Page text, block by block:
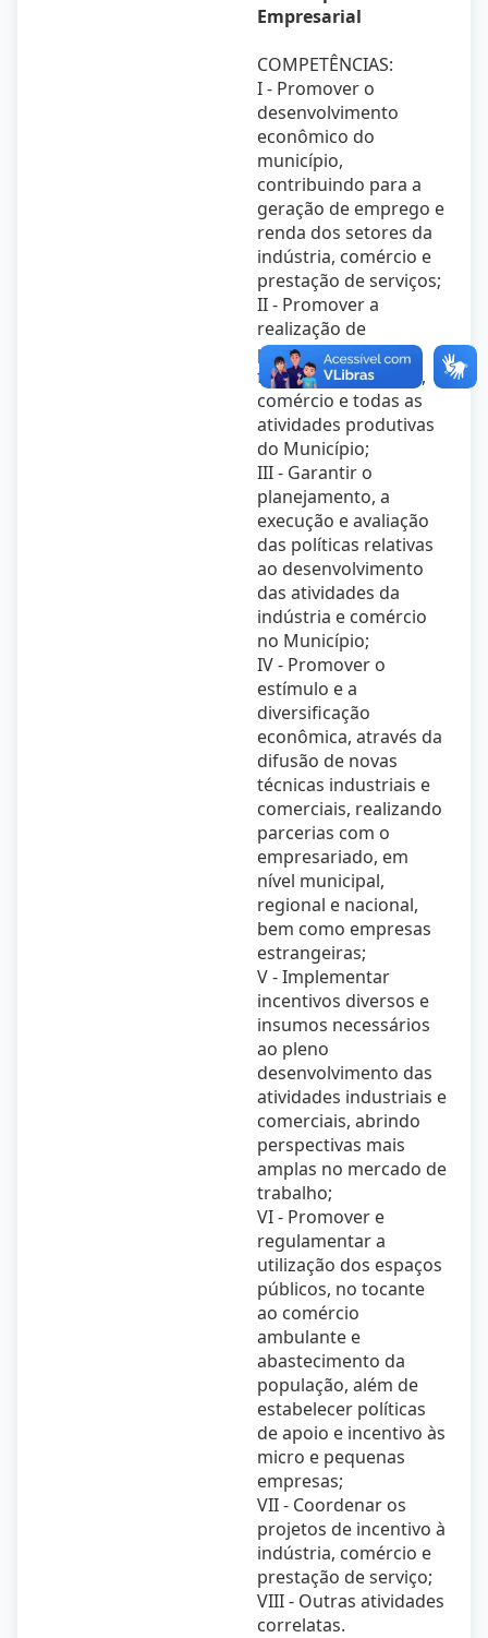
Empresarial
COMPETÊNCIAS:
I - Promover o
desenvolvimento
econômico do
município,
contribuindo para a
geração de emprego e
renda dos setores da
indústria, comércio e
prestação de serviços;
II - Promover a
realização de
programas de
fomento à indústria,
comércio e todas as
atividades produtivas
do Município;
III - Garantir o
planejamento, a
execução e avaliação
das políticas relativas
ao desenvolvimento
das atividades da
indústria e comércio
no Município;
IV - Promover o
estímulo e a
diversificação
econômica, através da
difusão de novas
técnicas industriais e
comerciais, realizando
parcerias com o
empresariado, em
nível municipal,
regional e nacional,
bem como empresas
estrangeiras;
V - Implementar
incentivos diversos e
insumos necessários
ao pleno
desenvolvimento das
atividades industriais e
comerciais, abrindo
perspectivas mais
amplas no mercado de
trabalho;
VI - Promover e
regulamentar a
utilização dos espaços
públicos, no tocante
ao comércio
ambulante e
abastecimento da
população, além de
estabelecer políticas
de apoio e incentivo às
micro e pequenas
empresas;
VII - Coordenar os
projetos de incentivo à
indústria, comércio e
prestação de serviço;
VIII - Outras atividades
correlatas.